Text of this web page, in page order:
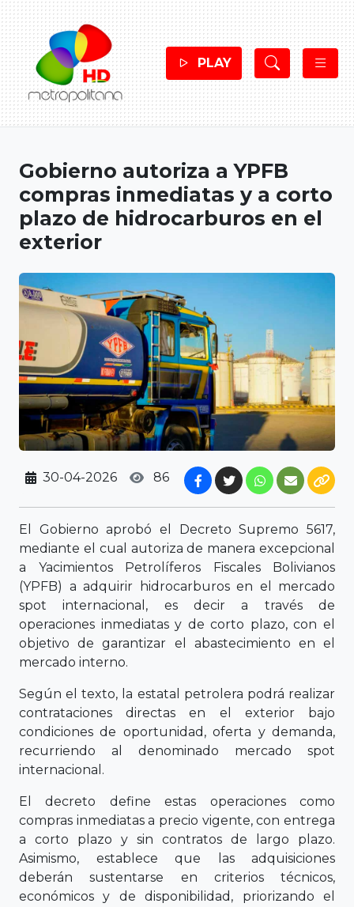
PLAY
Gobierno autoriza a YPFB
compras inmediatas y a corto
plazo de hidrocarburos en el
exterior
30-04-2026 86
El Gobierno aprobó el Decreto Supremo 5617,
mediante el cual autoriza de manera excepcional
a Yacimientos Petrolíferos Fiscales Bolivianos
(YPFB) a adquirir hidrocarburos en el mercado
spot internacional, es decir a través de
operaciones inmediatas y de corto plazo, con el
objetivo de garantizar el abastecimiento en el
mercado interno.
Según el texto, la estatal petrolera podrá realizar
contrataciones directas en el exterior bajo
condiciones de oportunidad, oferta y demanda,
recurriendo al denominado mercado spot
internacional.
El decreto define estas operaciones como
compras inmediatas a precio vigente, con entrega
a corto plazo y sin contratos de largo plazo.
Asimismo, establece que las adquisiciones
deberán sustentarse en criterios técnicos,
económicos y de disponibilidad, priorizando el